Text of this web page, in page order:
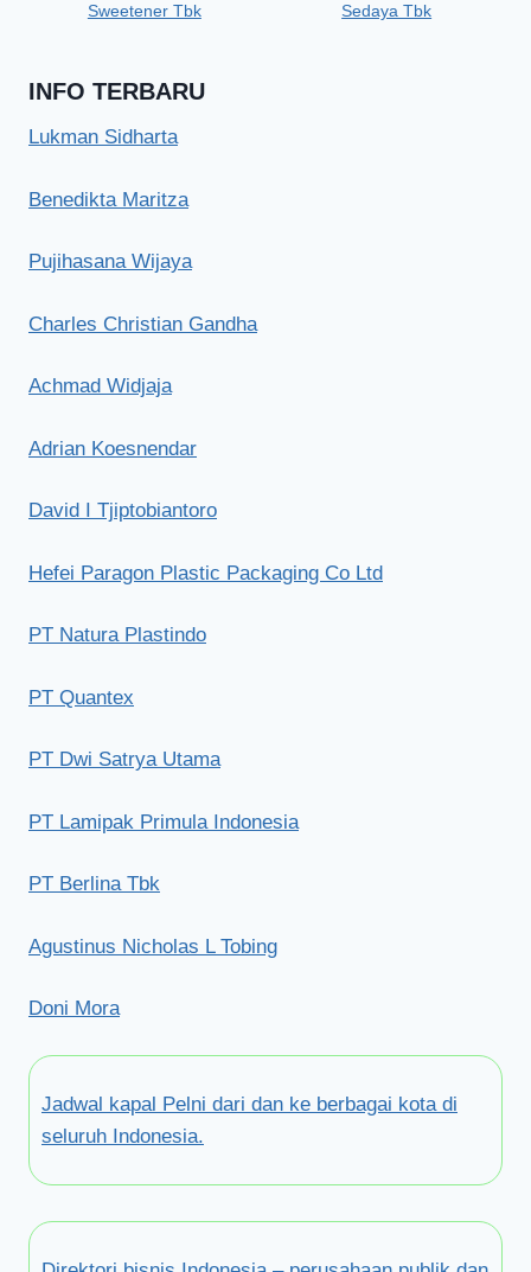
Sweetener Tbk
Sedaya Tbk
INFO TERBARU
Lukman Sidharta
Benedikta Maritza
Pujihasana Wijaya
Charles Christian Gandha
Achmad Widjaja
Adrian Koesnendar
David I Tjiptobiantoro
Hefei Paragon Plastic Packaging Co Ltd
PT Natura Plastindo
PT Quantex
PT Dwi Satrya Utama
PT Lamipak Primula Indonesia
PT Berlina Tbk
Agustinus Nicholas L Tobing
Doni Mora
Jadwal kapal Pelni dari dan ke berbagai kota di
seluruh Indonesia.